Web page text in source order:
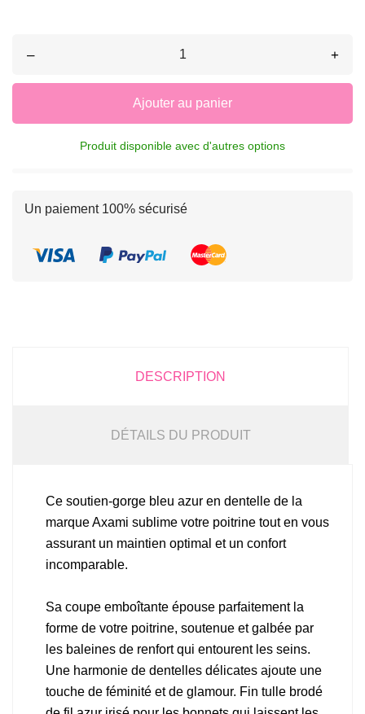
– +
Ajouter au panier
Produit disponible avec d'autres options
Un paiement 100% sécurisé
DESCRIPTION
DÉTAILS DU PRODUIT
Ce soutien-gorge bleu azur en dentelle de la
marque Axami sublime votre poitrine tout en vous
assurant un maintien optimal et un confort
incomparable.
Sa coupe emboîtante épouse parfaitement la
forme de votre poitrine, soutenue et galbée par
les baleines de renfort qui entourent les seins.
Une harmonie de dentelles délicates ajoute une
touche de féminité et de glamour. Fin tulle brodé